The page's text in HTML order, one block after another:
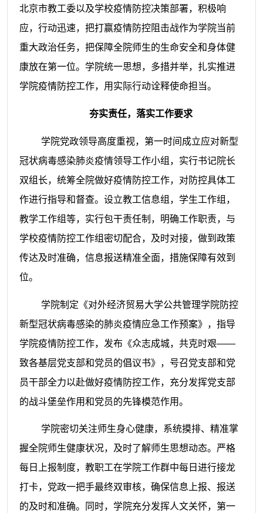
北京市教工委以及学校疫情防控决策部署，积极响
应，行动迅速，把打赢疫情防控阻击战作为学院当前
重大政治任务，把保障全院师生的生命安全和身体健
康放在第一位。学院统一思想，多措并举，扎实推进
学院疫情防控工作，用实际行动诠释使命担当。
夯实责任，落实工作要求
学院党政领导高度重视，第一时间成立应对新型
冠状病毒感染肺炎疫情领导工作小组，实行书记院长
双组长，统筹全院做好疫情防控工作，对防控具体工
作进行指导和督查。设立教工信息组，学生工作组，
教学工作组等，实行包干责任制，明确工作职责，与
学校疫情防控工作组密切配合，及时对接，做到政策
传达及时准确，信息报送精准全面，措施保障有效到
位。
学院制定《对外经济贸易大学公共管理学院防控
新型冠状病毒感染的肺炎疫情应急工作预案》，指导
学院疫情防控工作，发布《众志成城，共克时艰——
致各基层党支部和党员的倡议书》，号召党支部和党
员干部全力以赴做好疫情防控工作，充分发挥党支部
的战斗堡垒作用和党员的先锋模范作用。
学院密切关注师生身心健康，系统摸排、精准掌
握全院师生健康状况，及时了解师生思想动态。严格
每日上报制度，教职工在学院工作群中每日进行接龙
打卡，党政一把手最终双审核，确保信息上报、报送
的及时和准确。同时，学院充分发挥人文关怀，第一